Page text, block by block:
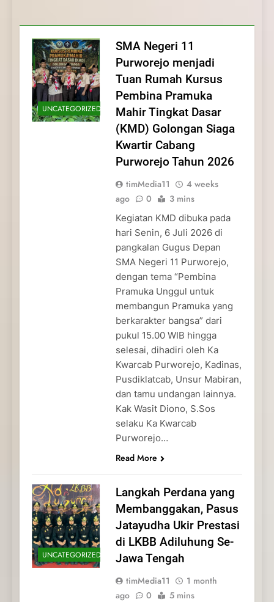
dan Pengabdian Generasi
Pramuka
Pramuka
Kepedulian
UNCATEGORIZED
SMA Negeri 11
Purworejo menjadi
Tuan Rumah Kursus
Pembina Pramuka
Mahir Tingkat Dasar
(KMD) Golongan Siaga
Kwartir Cabang
Purworejo Tahun 2026
timMedia11
4 weeks
ago
0 3 mins
Kegiatan KMD dibuka pada
hari Senin, 6 Juli 2026 di
pangkalan Gugus Depan
SMA Negeri 11 Purworejo,
dengan tema “Pembina
Pramuka Unggul untuk
membangun Pramuka yang
berkarakter bangsa” dari
pukul 15.00 WIB hingga
selesai, dihadiri oleh Ka
Kwarcab Purworejo, Kadinas,
Pusdiklatcab, Unsur Mabiran,
dan tamu undangan lainnya.
Kak Wasit Diono, S.Sos
selaku Ka Kwarcab
Purworejo…
Read More
UNCATEGORIZED
Langkah Perdana yang
Membanggakan, Pasus
Jatayudha Ukir Prestasi
di LKBB Adiluhung Se-
Jawa Tengah
timMedia11
1 month
ago
0 5 mins